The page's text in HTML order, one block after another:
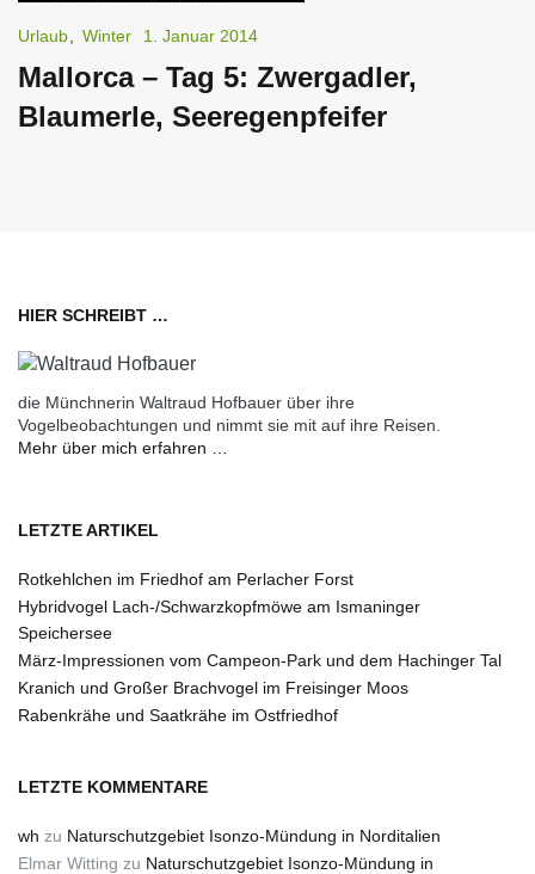
Urlaub Winter 1. Januar 2014
Mallorca – Tag 5: Zwergadler,
Blaumerle, Seeregenpfeifer
HIER SCHREIBT …
die Münchnerin Waltraud Hofbauer über ihre
Vogelbeobachtungen und nimmt sie mit auf ihre Reisen.
Mehr über mich erfahren …
LETZTE ARTIKEL
Rotkehlchen im Friedhof am Perlacher Forst
Hybridvogel Lach-/Schwarzkopfmöwe am Ismaninger
Speichersee
März-Impressionen vom Campeon-Park und dem Hachinger Tal
Kranich und Großer Brachvogel im Freisinger Moos
Rabenkrähe und Saatkrähe im Ostfriedhof
LETZTE KOMMENTARE
wh zu Naturschutzgebiet Isonzo-Mündung in Norditalien
Elmar Witting zu Naturschutzgebiet Isonzo-Mündung in